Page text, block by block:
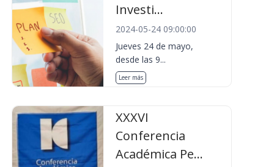
Investi...
2024-05-24 09:00:00
Jueves 24 de mayo,
desde las 9...
Leer más
XXXVI
Conferencia
Académica Pe...